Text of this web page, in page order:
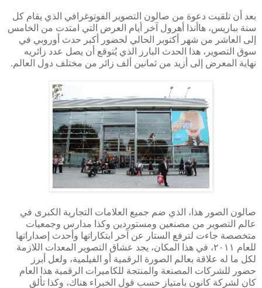
بعد أن تلقيت دعوة من صالون التصوير الفوتوغرافي الذي يقام كل
سنة بباريس، هاأنذا أهرول آخر أيام العرض التي امتدت من الخامس
إلى العاشر من شهر أكتوبر الحالي لحضور أكبر حدث أوروبي في
سوق التصوير، هذا الحدث البارز الذي يُتوقع أن يصل عدد زائريه
نهاية المعرض إلى أزيد من ثمانين ألف زائر من مختلف دول العالم.
صالون الصور هذا، الذي ضم جميع العلامات التجارية الكبرى في
عالم التصوير من مصنعين ومستوردين وكذا مدارس وجمعيات
متخصصة جاءت لترفع الستار عن آخر ابتكاراتها وأحدث إصداراتها
للعام ٢٠١١، في هذا المكان، يجد عشاق التصوير المعدات اللازمة
لكل ما له علاقة بعالم الصورة الرقمية أو الفيلمية، ولعل أبرز
حضور للشركات المصنعة والمنتجة للكاميرات الرقمية هذا العام
كان لشركة كانون بامتياز حسب قول الخبراء هناك، وكذا تألق